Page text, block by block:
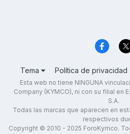
Tema Política de privacidad
Esta web no tiene NINGUNA
Company (KYMCO), ni con su filial en
S.A.
Todas las marcas que aparecen en
respectivos
Copyright © 2010 - 2025 ForoKymco.